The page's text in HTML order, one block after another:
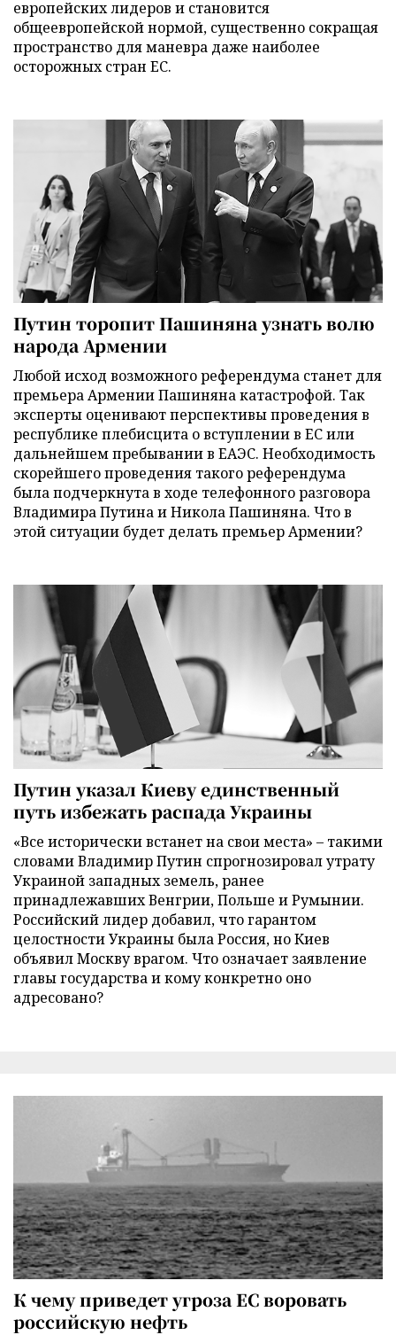
европейских лидеров и становится
общеевропейской нормой, существенно сокращая
пространство для маневра даже наиболее
осторожных стран ЕС.
Путин торопит Пашиняна узнать волю
народа Армении
Любой исход возможного референдума станет для
премьера Армении Пашиняна катастрофой. Так
эксперты оценивают перспективы проведения в
республике плебисцита о вступлении в ЕС или
дальнейшем пребывании в ЕАЭС. Необходимость
скорейшего проведения такого референдума
была подчеркнута в ходе телефонного разговора
Владимира Путина и Никола Пашиняна. Что в
этой ситуации будет делать премьер Армении?
Путин указал Киеву единственный
путь избежать распада Украины
«Все исторически встанет на свои места» – такими
словами Владимир Путин спрогнозировал утрату
Украиной западных земель, ранее
принадлежавших Венгрии, Польше и Румынии.
Российский лидер добавил, что гарантом
целостности Украины была Россия, но Киев
объявил Москву врагом. Что означает заявление
главы государства и кому конкретно оно
адресовано?
К чему приведет угроза ЕС воровать
российскую нефть